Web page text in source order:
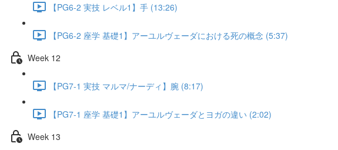
【PG6-2 実技 レベル1】手 (13:26)
【PG6-2 座学 基礎1】アーユルヴェーダにおける死の概念 (5:37)
Week 12
【PG7-1 実技 マルマ/ナーディ】腕 (8:17)
【PG7-1 座学 基礎1】アーユルヴェーダとヨガの違い (2:02)
Week 13